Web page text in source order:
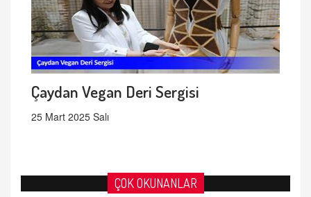
Çaydan Vegan Deri Sergisi
25 Mart 2025 Salı
ÇOK OKUNANLAR